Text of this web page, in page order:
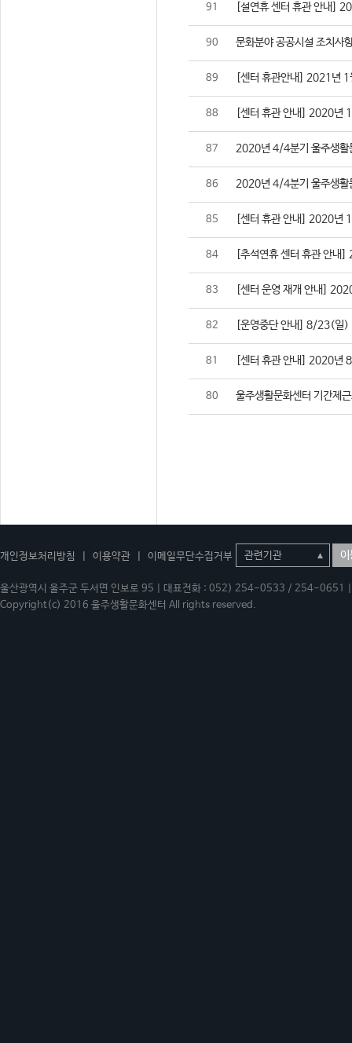
91 [설연휴 센터 휴관 안내
90 문화분야 공공시설 조치사
89 [센터 휴관안내] 2021년 1
88 [센터 휴관 안내] 2020년
87 2020년 4/4분기 울주생활
86 2020년 4/4분기 울주생활
85 [센터 휴관 안내] 2020년
84 [추석연휴 센터 휴관 안
83 [센터 운영 재개 안내]
82 [운영중단 안내] 8/23(일)
81 [센터 휴관 안내] 2020년
80 울주생활문화센터 기간제
개인정보처리방침 이용약관 이메일무단수집거부 이
울산광역시 울주군 두서면 인보로 95 | 대표전화 : 052) 254-0533 / 254-
Copyright(c) 2016 울주생활문화센터 All rights reserved.